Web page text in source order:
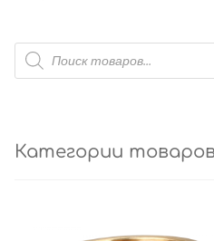
Поиск
товаров
Категории товаров